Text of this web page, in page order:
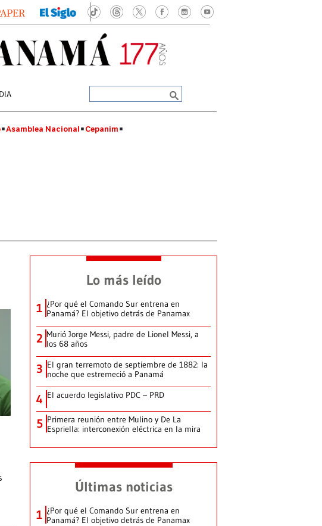
Asamblea Nacional Cepanim
Lo más leído
1 ¿Por qué el Comando Sur entrena en
Panamá? El objetivo detrás de Panamax
2 Murió Jorge Messi, padre de Lionel Messi, a
los 68 años
3 El gran terremoto de septiembre de 1882: la
noche que estremeció a Panamá
4 El acuerdo legislativo PDC – PRD
5 Primera reunión entre Mulino y De La
Espriella: interconexión eléctrica en la mira
Últimas noticias
1 ¿Por qué el Comando Sur entrena en
Panamá? El objetivo detrás de Panamax